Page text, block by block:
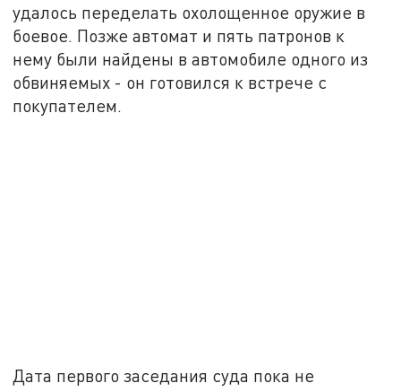
удалось переделать охолощенное оружие в
боевое. Позже автомат и пять патронов к
нему были найдены в автомобиле одного из
обвиняемых - он готовился к встрече с
покупателем.
Дата первого заседания суда пока не